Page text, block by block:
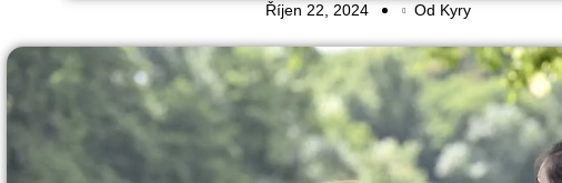
Říjen 22, 2024 Od Kyry